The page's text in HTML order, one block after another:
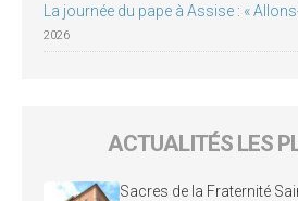
La journée du pape à Assise : «
2026
ACTUALITÉS LES
Sacres de la Fraternité